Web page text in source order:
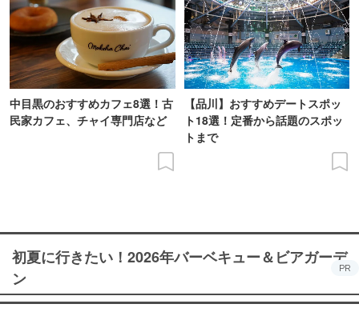
中目黒のおすすめカフェ8選！古
民家カフェ、チャイ専門店など
【品川】おすすめデートスポッ
ト18選！定番から話題のスポッ
トまで
初夏に行きたい！2026年バーベキュー＆ビアガーデ
ン
PR